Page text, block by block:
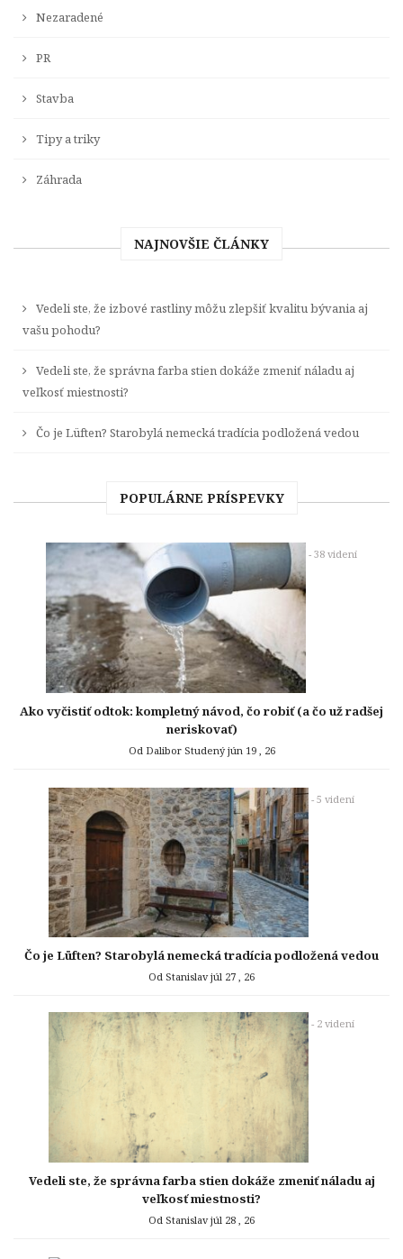
Nezaradené
PR
Stavba
Tipy a triky
Záhrada
NAJNOVŠIE ČLÁNKY
Vedeli ste, že izbové rastliny môžu zlepšiť kvalitu bývania aj
vašu pohodu?
Vedeli ste, že správna farba stien dokáže zmeniť náladu aj
veľkosť miestnosti?
Čo je Lüften? Starobylá nemecká tradícia podložená vedou
POPULÁRNE PRÍSPEVKY
- 38 videní
Ako vyčistiť odtok: kompletný návod, čo robiť (a čo už radšej
neriskovať)
Od Dalibor Studený jún 19 , 26
- 5 videní
Čo je Lüften? Starobylá nemecká tradícia podložená vedou
Od Stanislavjúl 27 , 26
- 2 videní
Vedeli ste, že správna farba stien dokáže zmeniť náladu aj
veľkosť miestnosti?
Od Stanislavjúl 28 , 26